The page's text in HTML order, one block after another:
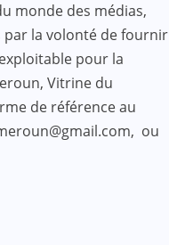
monde des médias,
par la volonté de fournir
pour la
Vitrine du
de référence au
ou